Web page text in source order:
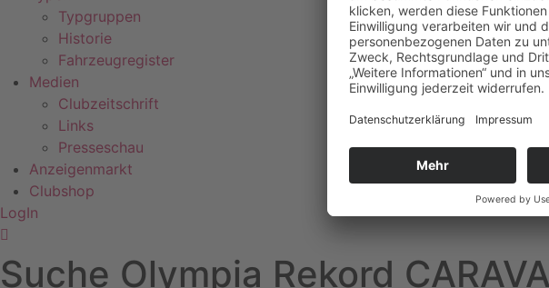
Typgruppen
Historie
Fahrzeugregister
Medien
Clubzeitschrift
Links
Presseschau
Anzeigenmarkt
Clubshop
LogIn
Suche Olympia Rekord